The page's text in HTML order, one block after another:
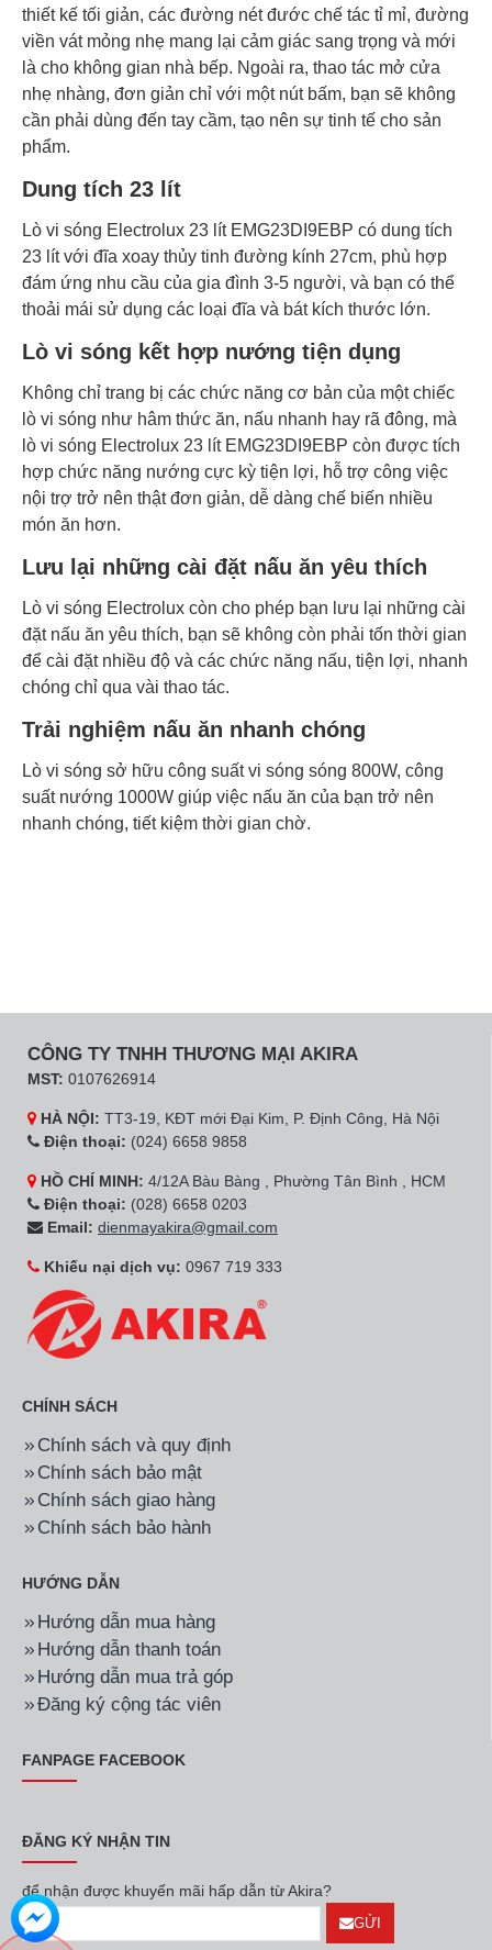
Loại lò Điện tử Có nướng
Xuất Xứ & Bảo Hành
Xuất xứ Trung Quốc
hành
thiết kế tối giản, các đường nét đước chế tác tỉ mỉ, đường
viền vát mỏng nhẹ mang lại cảm giác sang trọng và mới
là cho không gian nhà bếp. Ngoài ra, thao tác mở cửa
nhẹ nhàng, đơn giản chỉ với một nút bấm, bạn sẽ không
cần phải dùng đến tay cầm, tạo nên sự tinh tế cho sản
phẩm.
Dung tích 23 lít
Lò vi sóng Electrolux 23 lít EMG23DI9EBP có dung tích
23 lít với đĩa xoay thủy tinh đường kính 27cm, phù hợp
đám ứng nhu cầu của gia đình 3-5 người, và bạn có thể
thoải mái sử dụng các loại đĩa và bát kích thước lớn.
Lò vi sóng kết hợp nướng tiện dụng
Không chỉ trang bị các chức năng cơ bản của một chiếc
lò vi sóng như hâm thức ăn, nấu nhanh hay rã đông, mà
lò vi sóng Electrolux 23 lít EMG23DI9EBP còn được tích
hợp chức năng nướng cực kỳ tiện lợi, hỗ trợ công việc
nội trợ trở nên thật đơn giản, dễ dàng chế biến nhiều
món ăn hơn.
Lưu lại những cài đặt nấu ăn yêu thích
Lò vi sóng Electrolux còn cho phép bạn lưu lại những cài
đặt nấu ăn yêu thích, bạn sẽ không còn phải tốn thời gian
để cài đặt nhiều độ và các chức năng nấu, tiện lợi, nhanh
chóng chỉ qua vài thao tác.
Trải nghiệm nấu ăn nhanh chóng
Lò vi sóng sở hữu công suất vi sóng sóng 800W, công
suất nướng 1000W giúp việc nấu ăn của bạn trở nên
nhanh chóng, tiết kiệm thời gian chờ.
CÔNG TY TNHH THƯƠNG MẠI AKIRA
MST: 0107626914
HÀ NỘI: TT3-19, KĐT mới Đại Kim, P. Định Công, Hà Nội
Điện thoại: (024) 6658 9858
HỒ CHÍ MINH: 4/12A Bàu Bàng , Phường Tân Bình , HCM
Điện thoại: (028) 6658 0203
Email: dienmayakira@gmail.com
Khiếu nại dịch vụ: 0967 719 333
CHÍNH SÁCH
Chính sách và quy định
Chính sách bảo mật
Chính sách giao hàng
Chính sách bảo hành
HƯỚNG DẪN
Hướng dẫn mua hàng
Hướng dẫn thanh toán
Hướng dẫn mua trả góp
Đăng ký cộng tác viên
FANPAGE FACEBOOK
ĐĂNG KÝ NHẬN TIN
để nhận được khuyến mãi hấp dẫn từ Akira?
GỬI